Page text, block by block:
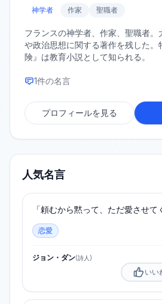
神学者 作家 聖職者
フランスの神学者、作家、聖職者
や政治思想に関する著作を残した。
険』は教育小説として知られる。
1件の名言
プロフィールを見る
人気名言
「頼むから黙って、ただ愛させて
恋愛
ジョン・ダン(詩人 )
いい